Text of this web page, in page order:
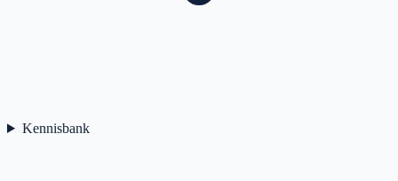
Kennisbank